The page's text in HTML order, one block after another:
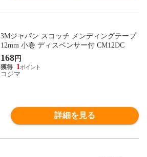
3Mジャパン スコッチ メンディングテープ
12mm 小巻 ディスペンサー付 CM12DC
168円
1
コジマ
詳細を見る